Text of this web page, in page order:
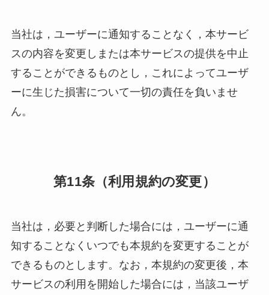
当社は，ユーザーに通知することなく，本サービ
スの内容を変更しまたは本サービスの提供を中止
することができるものとし，これによってユーザ
ーに生じた損害について一切の責任を負いませ
ん。
第11条（利用規約の変更）
当社は，必要と判断した場合には，ユーザーに通
知することなくいつでも本規約を変更することが
できるものとします。なお，本規約の変更後，本
サービスの利用を開始した場合には，当該ユーザ